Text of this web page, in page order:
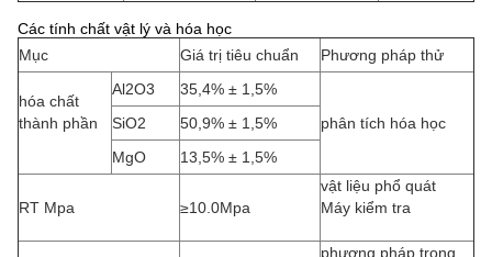
Các tính chất vật lý và hóa học
Mục
Giá trị tiêu chuẩn Phương pháp thử
hóa chất
thành phần
Al2O3
35,4% ± 1,5%
phân tích hóa học
SiO2
50,9% ± 1,5%
MgO
13,5% ± 1,5%
RT Mpa ≥10.0Mpa
vật liệu phổ quát
Máy kiểm tra
phương pháp trọng